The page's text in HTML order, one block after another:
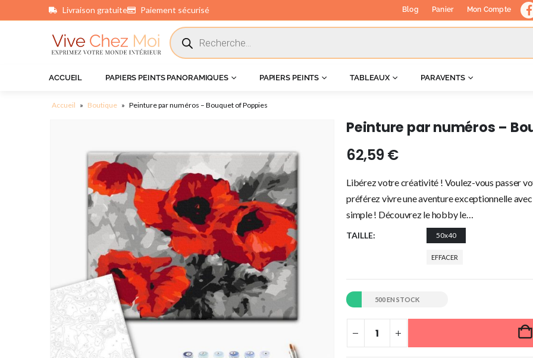
Livraison gratuite Paiement sécurisé Blog Panier Mon Compte
ACCUEIL PAPIERS PEINTS PANORAMIQUES PAPIERS PEINTS TABLEAUX PARAVENTS
Accueil » Boutique » Peinture par numéros – Bouquet of Poppies
Peinture par numéros –
62,59 €
Libérez votre créativité ! Voulez-vous passer
préférez vivre une aventure exceptionnelle
simple ! Découvrez le hobby le…
TAILLE 50x40
EFFACER
500 EN STOCK